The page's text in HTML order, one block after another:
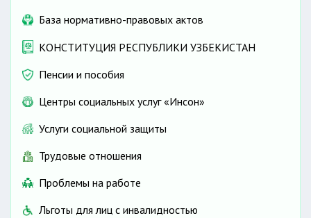
База нормативно-правовых актов
КОНСТИТУЦИЯ РЕСПУБЛИКИ УЗБЕКИСТАН
Пенсии и пособия
Центры социальных услуг «Инсон»
Услуги социальной защиты
Трудовые отношения
Проблемы на работе
Льготы для лиц с инвалидностью